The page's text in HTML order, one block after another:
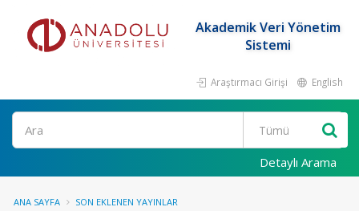
Akademik Veri Yönetim
Sistemi
Araştırmacı Girişi English
Ara
Detaylı Arama
ANA SAYFA SON EKLENEN YAYINLAR